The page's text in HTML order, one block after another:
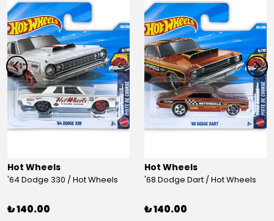
Hot Wheels
'64 Dodge 330 / Hot Wheels
₺ 140.00
Hot Wheels
'68 Dodge Dart / Hot Wheels
₺ 140.00